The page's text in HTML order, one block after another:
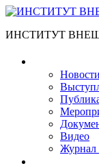
ИНСТИТУТ
Новости
Видео
Журнал